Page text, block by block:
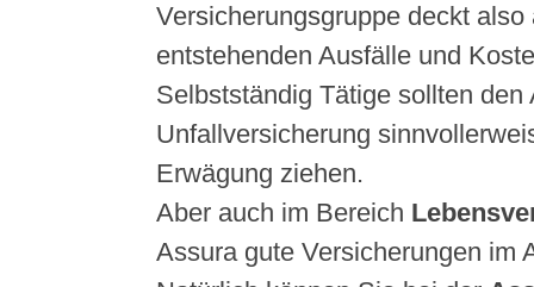
Versicherungsgruppe deckt also
entstehenden Ausfälle und
Selbstständig Tätige sollten den
Unfallversicherung
Erwägung ziehen.
Aber auch im Bereich
Assura gute Versicherungen im